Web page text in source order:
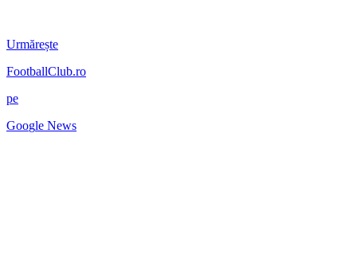
Urmărește
FootballClub.ro
pe
Google News